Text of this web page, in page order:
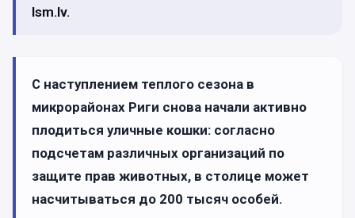
lsm.lv.
С наступлением теплого сезона в
микрорайонах Риги снова начали активно
плодиться уличные кошки: согласно
подсчетам различных организаций по
защите прав животных, в столице может
насчитываться до 200 тысяч особей.